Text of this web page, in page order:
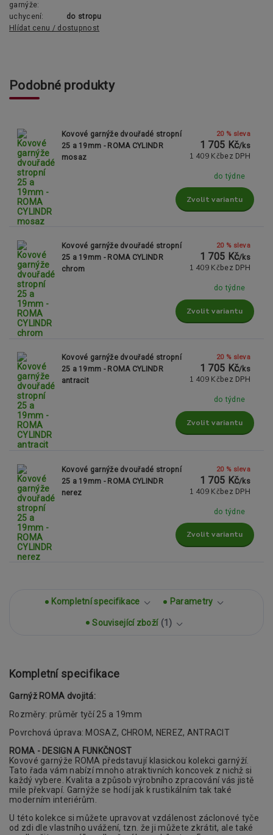
garnýže:
uchycení:
do stropu
Hlídat cenu / dostupnost
Podobné produkty
Kovové garnýže dvouřadé stropní
25 a 19mm - ROMA CYLINDR
mosaz
20 % sleva
1 705 Kč/ks
1 409 Kč bez DPH
do týdne
Zvolit variantu
Kovové garnýže dvouřadé stropní
25 a 19mm - ROMA CYLINDR
chrom
20 % sleva
1 705 Kč/ks
1 409 Kč bez DPH
do týdne
Zvolit variantu
Kovové garnýže dvouřadé stropní
25 a 19mm - ROMA CYLINDR
antracit
20 % sleva
1 705 Kč/ks
1 409 Kč bez DPH
do týdne
Zvolit variantu
Kovové garnýže dvouřadé stropní
25 a 19mm - ROMA CYLINDR
nerez
20 % sleva
1 705 Kč/ks
1 409 Kč bez DPH
do týdne
Zvolit variantu
Kompletní specifikace Parametry
Související zboží 1
Kompletní specifikace
Garnýž ROMA dvojitá:
Rozměry: průměr tyčí 25 a 19mm
Povrchová úprava: MOSAZ, CHROM, NEREZ, ANTRACIT
ROMA - DESIGN A FUNKČNOST
Kovové garnýže ROMA představují klasickou kolekci garnýží.
Tato řada vám nabízí mnoho atraktivních koncovek z nichž si
každý vybere. Kvalita a způsob výrobního zpracování vás jistě
mile překvapí. Garnýže se hodí jak k rustikálním tak také
moderním interiérům.
U této kolekce si můžete upravovat vzdálenost záclonové tyče
od zdi dle vlastního uvážení, tzn. že ji můžete zkrátit, ale také